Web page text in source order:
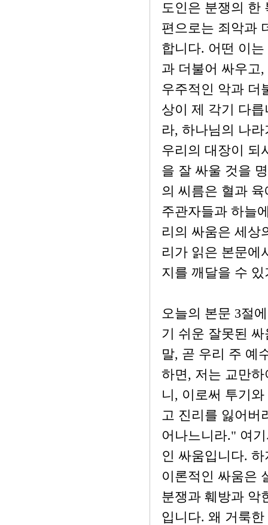
도인은 분쟁의 한
편으로는 죄악과
합니다. 어떤 이
과 더불어 싸우고
우주적인 악과 더
상이 제 각기 다
라, 하나님의 나
우리의 대장이 되
을 잘 싸울 것을
의 씨름은 혈과
주관자들과 하늘
리의 싸움은 세상
리가 읽은 본문에
지를 깨달을 수
오늘의 본문 3절
기 쉬운 잘못된
말, 곧 우리 주 예
하면, 저는 교만
니, 이로써 투기
고 진리를 잃어버
어나느니라." 여
인 싸움입니다.
이론적인 싸움은
분쟁과 훼방과 악
입니다. 왜 거룩